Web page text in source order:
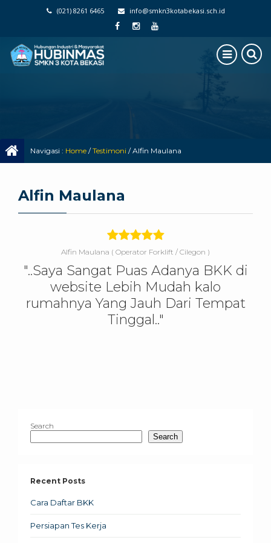
(021) 8261 6465 info@smkn3kotabekasi.sch.id
Navigasi : Home /Testimoni /Alfin Maulana
Alfin Maulana
Alfin Maulana ( Operator Forklift / Cilegon )
"..Saya Sangat Puas Adanya BKK di
website Lebih Mudah kalo
rumahnya Yang Jauh Dari Tempat
Tinggal.."
Search
Search
Recent Posts
Cara Daftar BKK
Persiapan Tes Kerja